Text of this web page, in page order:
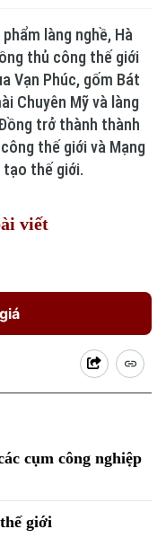
làng nghề, Hà
thủ công thế giới
Vạn Phúc, gốm Bát
Chuyên Mỹ và làng
trở thành thành
thế giới và Mạng
tạo thế giới.
viết
cụm công nghiệp
giới